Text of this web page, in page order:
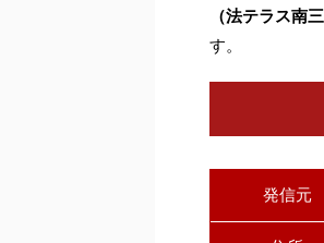
（法テラス南三
す。
発信元